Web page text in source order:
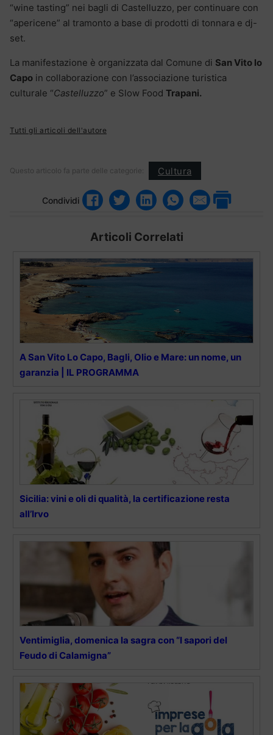
“wine tasting” nei bagli di Castelluzzo, per continuare con
“apericene” al tramonto a base di prodotti di tonnara e dj-
set.
La manifestazione è organizzata dal Comune di San Vito lo
Capo in collaborazione con l’associazione turistica
culturale “Castelluzzo” e Slow Food Trapani.
Tutti gli articoli dell'autore
Questo articolo fa parte delle categorie: Cultura
Condividi
Articoli Correlati
A San Vito Lo Capo, Bagli, Olio e Mare: un nome, un
garanzia | IL PROGRAMMA
Sicilia: vini e oli di qualità, la certificazione resta
all’Irvo
Ventimiglia, domenica la sagra con “I sapori del
Feudo di Calamigna”